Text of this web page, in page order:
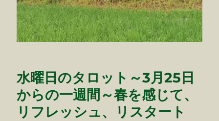
水曜日のタロット～3月25日
からの一週間～春を感じて、
リフレッシュ、リスタート